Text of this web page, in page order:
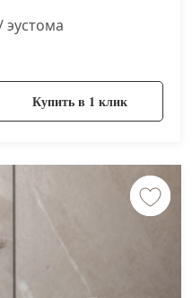
эустома
Купить в 1 клик